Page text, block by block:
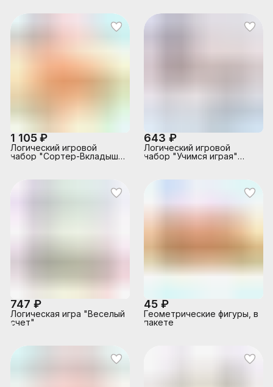
1 105 ₽
Логический игровой
набор "Сортер-Вкладыш"
643 ₽
Логический игровой
набор "Учимся играя"
747 ₽
Логическая игра "Веселый
счет"
45 ₽
Геометрические фигуры, в
пакете